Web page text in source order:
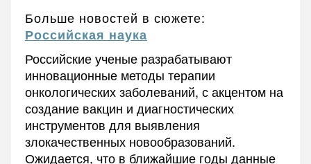
Больше новостей в сюжете:
Российская наука
Российские ученые разрабатывают
инновационные методы терапии
онкологических заболеваний, с акцентом на
создание вакцин и диагностических
инструментов для выявления
злокачественных новообразований.
Ожидается, что в ближайшие годы данные